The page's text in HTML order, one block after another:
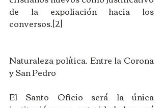
de la expoliación hacia los
conversos.[2]
Naturaleza política. Entre la Corona
y San Pedro
El Santo Oficio será la única